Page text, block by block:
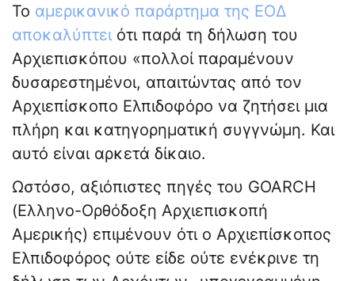
Το αμερικανικό παράρτημα της ΕΟΔ
αποκαλύπτει ότι παρά τη δήλωση του
Αρχιεπισκόπου «πολλοί παραμένουν
δυσαρεστημένοι, απαιτώντας από τον
Αρχιεπίσκοπο Ελπιδοφόρο να ζητήσει μια
πλήρη και κατηγορηματική συγγνώμη. Και
αυτό είναι αρκετά δίκαιο.
Ωστόσο, αξιόπιστες πηγές του GOARCH
(Ελληνο-Ορθόδοξη Αρχιεπισκοπή
Αμερικής) επιμένουν ότι ο Αρχιεπίσκοπος
Ελπιδοφόρος ούτε είδε ούτε ενέκρινε τη